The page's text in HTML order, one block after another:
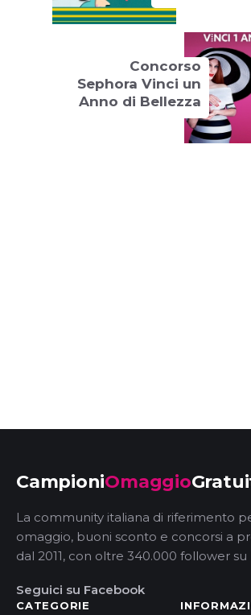
Concorso
Sephora Vinci un
Anno di Bellezza
CampioniOmaggio
La community italiana di riferimento
omaggio, buoni sconto e concorsi a
dal 2011, con oltre 340.000 follower
Seguici su Facebook
CATEGORIE